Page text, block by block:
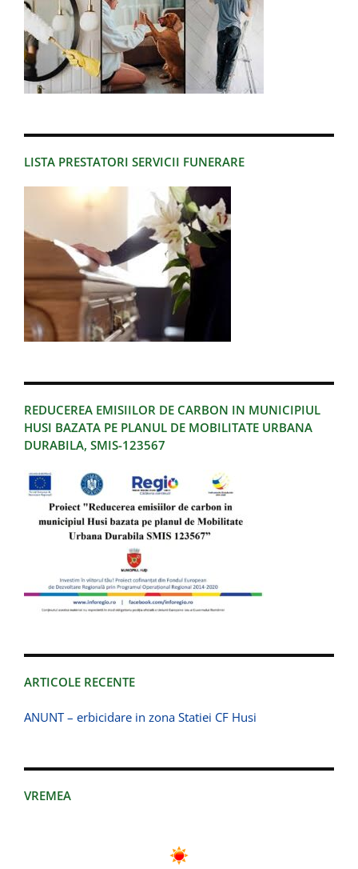
LISTA PRESTATORI SERVICII FUNERARE
REDUCEREA EMISIILOR DE CARBON IN MUNICIPIUL
HUSI BAZATA PE PLANUL DE MOBILITATE URBANA
DURABILA, SMIS-123567
ARTICOLE RECENTE
ANUNT – erbicidare in zona Statiei CF Husi
VREMEA